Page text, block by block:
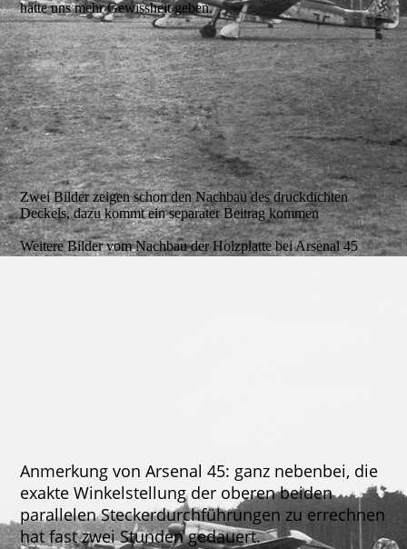
hätte uns mehr Gewissheit geben.
Spant-1A-Zeichnung
Gelbe Farbe
Spant-1A-_1
Spant-1A-_2
Zwei Bilder zeigen schon den Nachbau des druckdichten
Deckels, dazu kommt ein separater Beitrag kommen
Weitere Bilder vom Nachbau der Holzplatte bei Arsenal 45
Anmerkung von Arsenal 45: ganz nebenbei, die
exakte Winkelstellung der oberen beiden
parallelen Steckerdurchführungen zu errechnen
hat fast zwei Stunden gedauert.